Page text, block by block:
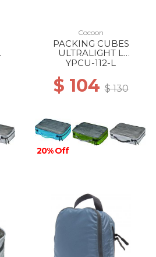
Cocoon
PACKING CUBES
ULTRALIGHT L
Caribbean Blue
YPCU-112-L
$ 104$ 130
20% Off